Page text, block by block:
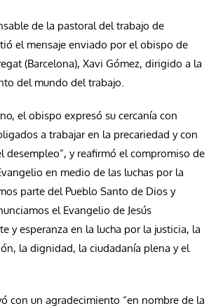
de la pastoral del trabajo de
el mensaje enviado por el obispo de
(Barcelona), Xavi Gómez, dirigido a la
del mundo del trabajo.
el obispo expresó su cercanía con
a trabajar en la precariedad y con
desempleo”, y reafirmó el compromiso de
en medio de las luchas por la
parte del Pueblo Santo de Dios y
el Evangelio de Jesús
y esperanza en la lucha por la justicia, la
la dignidad, la ciudadanía plena y el
con un agradecimiento “en nombre de la